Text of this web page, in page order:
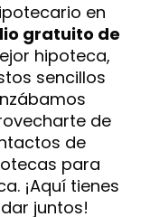
en
gratuito de
hipoteca,
sencillos
de
de
para
¡Aquí tienes
juntos!